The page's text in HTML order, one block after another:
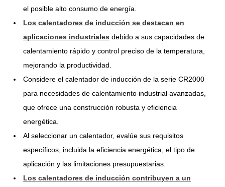
el posible alto consumo de energía.
Los calentadores de inducción se destacan en
aplicaciones industriales debido a sus capacidades de
calentamiento rápido y control preciso de la temperatura,
mejorando la productividad.
Considere el calentador de inducción de la serie CR2000
para necesidades de calentamiento industrial avanzadas,
que ofrece una construcción robusta y eficiencia
energética.
Al seleccionar un calentador, evalúe sus requisitos
específicos, incluida la eficiencia energética, el tipo de
aplicación y las limitaciones presupuestarias.
Los calentadores de inducción contribuyen a un